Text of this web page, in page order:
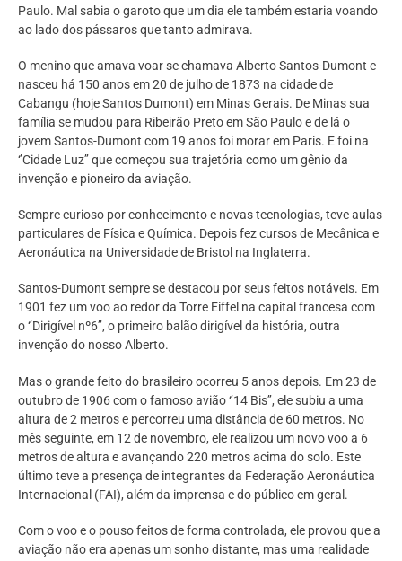
Paulo. Mal sabia o garoto que um dia ele também estaria voando
ao lado dos pássaros que tanto admirava.
O menino que amava voar se chamava Alberto Santos-Dumont e
nasceu há 150 anos em 20 de julho de 1873 na cidade de
Cabangu (hoje Santos Dumont) em Minas Gerais. De Minas sua
família se mudou para Ribeirão Preto em São Paulo e de lá o
jovem Santos-Dumont com 19 anos foi morar em Paris. E foi na
‘’Cidade Luz’’ que começou sua trajetória como um gênio da
invenção e pioneiro da aviação.
Sempre curioso por conhecimento e novas tecnologias, teve aulas
particulares de Física e Química. Depois fez cursos de Mecânica e
Aeronáutica na Universidade de Bristol na Inglaterra.
Santos-Dumont sempre se destacou por seus feitos notáveis. Em
1901 fez um voo ao redor da Torre Eiffel na capital francesa com
o ‘’Dirigível nº6’’, o primeiro balão dirigível da história, outra
invenção do nosso Alberto.
Mas o grande feito do brasileiro ocorreu 5 anos depois. Em 23 de
outubro de 1906 com o famoso avião ‘’14 Bis’’, ele subiu a uma
altura de 2 metros e percorreu uma distância de 60 metros. No
mês seguinte, em 12 de novembro, ele realizou um novo voo a 6
metros de altura e avançando 220 metros acima do solo. Este
último teve a presença de integrantes da Federação Aeronáutica
Internacional (FAI), além da imprensa e do público em geral.
Com o voo e o pouso feitos de forma controlada, ele provou que a
aviação não era apenas um sonho distante, mas uma realidade